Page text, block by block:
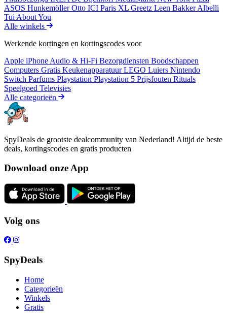
ASOS HunkemöllerOtto ICI Paris XL Greetz Leen BakkerAlbelli
Tui About You
Alle winkels
Werkende kortingen en kortingscodes voor
Apple iPhone Audio & Hi-Fi Bezorgdiensten Boodschappen
Computers Gratis KeukenapparatuurLEGO Luiers Nintendo
Switch Parfums Playstation Playstation 5 Prijsfouten Rituals
Speelgoed Televisies
Alle categorieën
SpyDeals de grootste dealcommunity van Nederland! Altijd de beste
deals, kortingscodes en gratis producten
Download onze App
Volg ons
SpyDeals
Home
Categorieën
Winkels
Gratis